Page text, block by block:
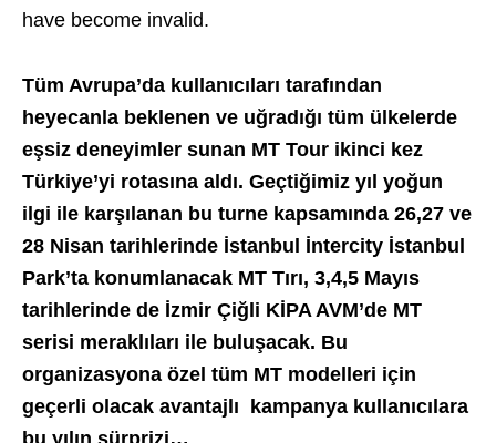
have become invalid.
Tüm Avrupa’da kullanıcıları tarafından
heyecanla beklenen ve uğradığı tüm ülkelerde
eşsiz deneyimler sunan MT Tour ikinci kez
Türkiye’yi rotasına aldı. Geçtiğimiz yıl yoğun
ilgi ile karşılanan bu turne kapsamında 26,27 ve
28 Nisan tarihlerinde İstanbul İntercity İstanbul
Park’ta konumlanacak MT Tırı, 3,4,5 Mayıs
tarihlerinde de İzmir Çiğli KİPA AVM’de MT
serisi meraklıları ile buluşacak. Bu
organizasyona özel tüm MT modelleri için
geçerli olacak avantajlı kampanya kullanıcılara
bu yılın sürprizi…